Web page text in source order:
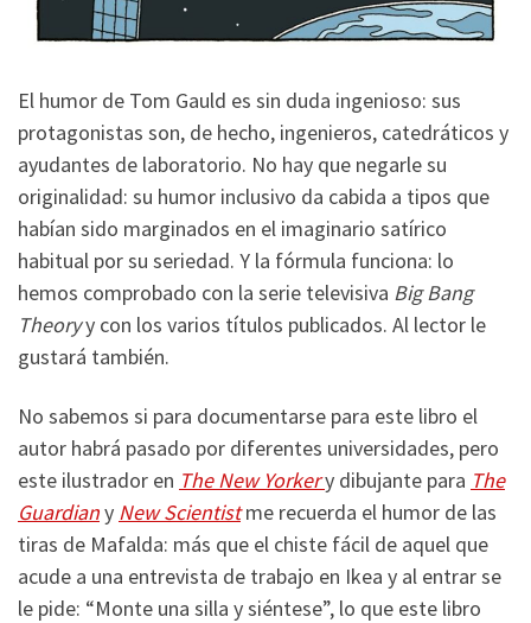
El humor de Tom Gauld es sin duda ingenioso: sus
protagonistas son, de hecho, ingenieros, catedráticos y
ayudantes de laboratorio. No hay que negarle su
originalidad: su humor inclusivo da cabida a tipos que
habían sido marginados en el imaginario satírico
habitual por su seriedad. Y la fórmula funciona: lo
hemos comprobado con la serie televisiva Big Bang
Theoryy con los varios títulos publicados. Al lector le
gustará también.
No sabemos si para documentarse para este libro el
autor habrá pasado por diferentes universidades, pero
este ilustrador en The New Yorkery dibujante para The
Guardiany New Scientistme recuerda el humor de las
tiras de Mafalda: más que el chiste fácil de aquel que
acude a una entrevista de trabajo en Ikea y al entrar se
le pide: “Monte una silla y siéntese”, lo que este libro